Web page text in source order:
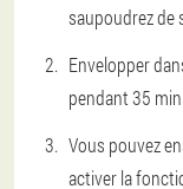
saupoudrez de
Envelopper
pendant 35
Vous pouvez
activer la